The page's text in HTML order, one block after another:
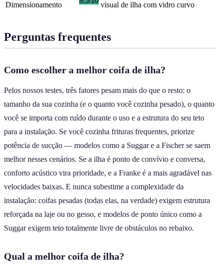
Dimensionamento
visual de ilha com vidro curvo
Perguntas frequentes
Como escolher a melhor coifa de ilha?
Pelos nossos testes, três fatores pesam mais do que o resto: o
tamanho da sua cozinha (e o quanto você cozinha pesado), o quanto
você se importa com ruído durante o uso e a estrutura do seu teto
para a instalação. Se você cozinha frituras frequentes, priorize
potência de sucção — modelos como a Suggar e a Fischer se saem
melhor nesses cenários. Se a ilha é ponto de convívio e conversa,
conforto acústico vira prioridade, e a Franke é a mais agradável nas
velocidades baixas. E nunca subestime a complexidade da
instalação: coifas pesadas (todas elas, na verdade) exigem estrutura
reforçada na laje ou no gesso, e modelos de ponto único como a
Suggar exigem teto totalmente livre de obstáculos no rebaixo.
Qual a melhor coifa de ilha?